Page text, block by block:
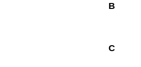
B
C